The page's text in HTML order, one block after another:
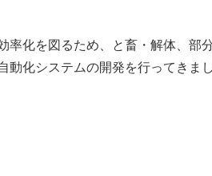
率化を図るため、と畜・解体、
化システムの開発を行ってきま